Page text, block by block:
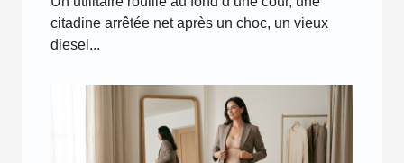
citadine arrêtée net après un choc, un vieux
diesel...